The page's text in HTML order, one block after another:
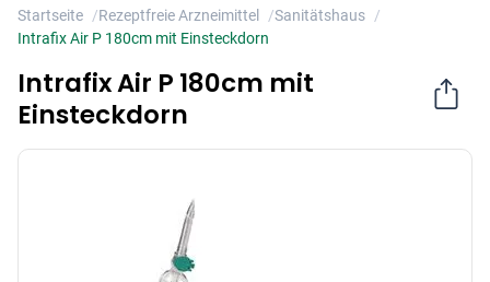
Startseite /Rezeptfreie Arzneimittel /Sanitätshaus /
Intrafix Air P 180cm mit Einsteckdorn
Intrafix Air P 180cm mit
Einsteckdorn